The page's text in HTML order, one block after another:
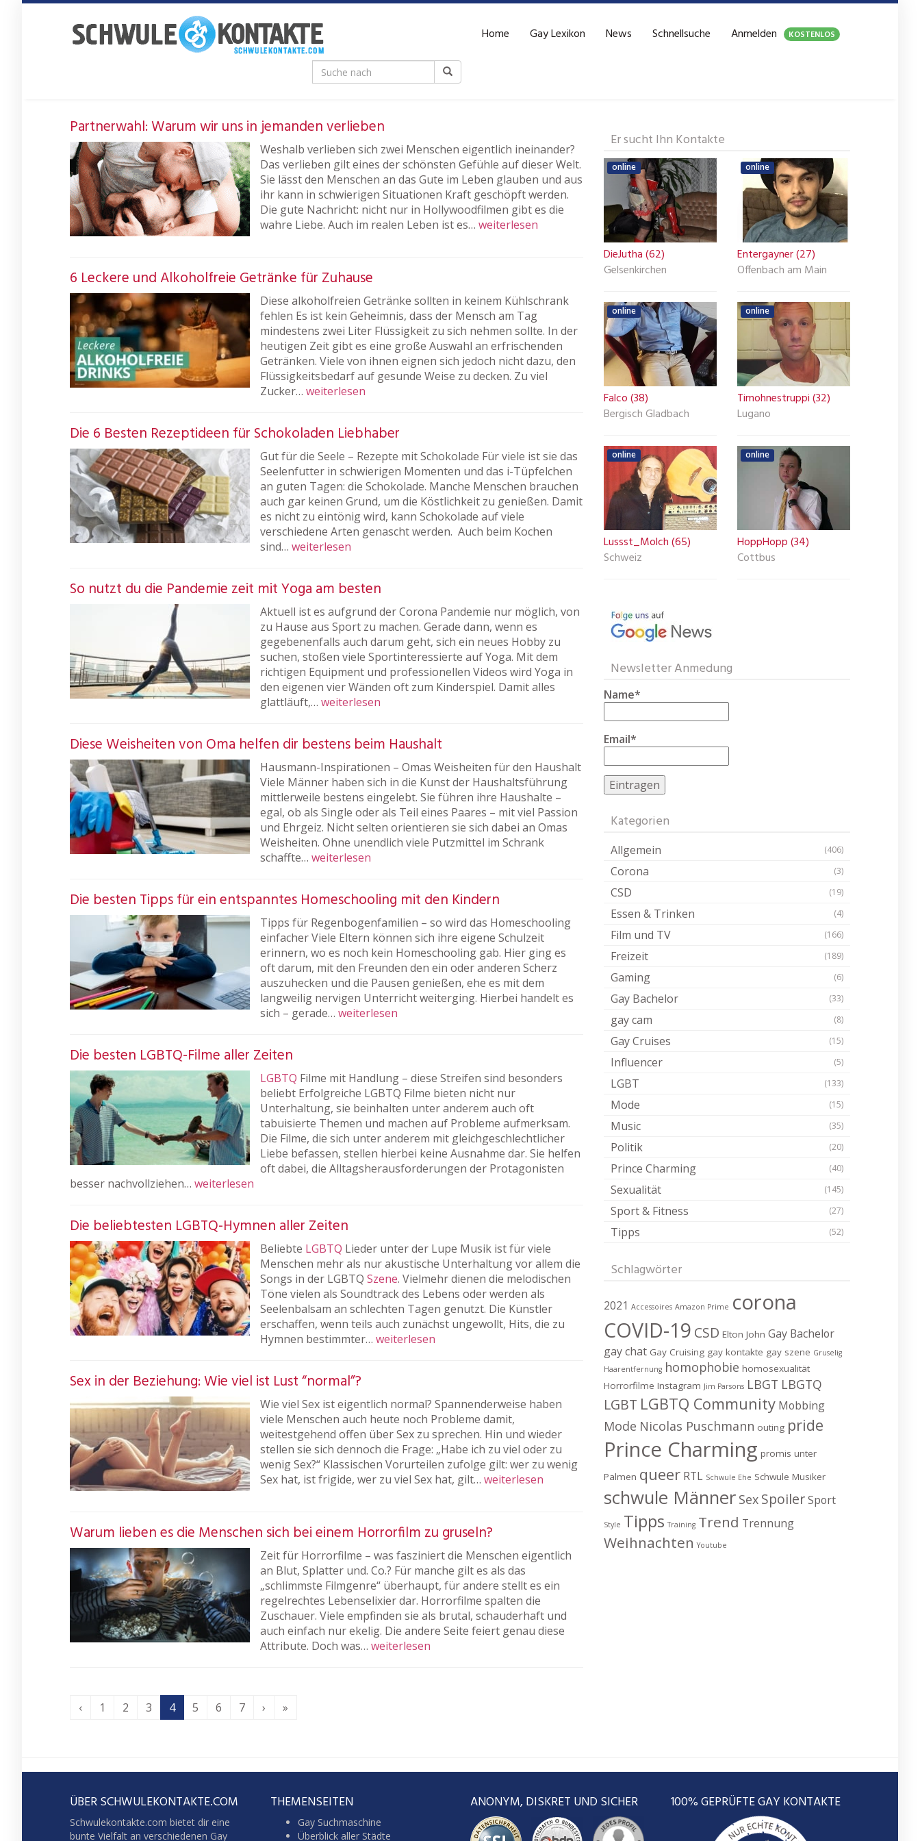
Home Gay Lexikon News Schnellsuche Anmelden KOSTENLOS
Partnerwahl: Warum wir uns in jemanden verlieben
Weshalb verlieben sich zwei Menschen eigentlich ineinander?
Das verlieben gilt eines der schönsten Gefühle auf dieser Welt.
Sie lässt den Menschen an das Gute im Leben glauben und aus
ihr kann in schwierigen Situationen Kraft geschöpft werden.
Die gute Nachricht: nicht nur in Hollywoodfilmen gibt es die
wahre Liebe. Auch im realen Leben ist es… weiterlesen
6 Leckere und Alkoholfreie Getränke für Zuhause
Diese alkoholfreien Getränke sollten in keinem Kühlschrank
fehlen Es ist kein Geheimnis, dass der Mensch am Tag
mindestens zwei Liter Flüssigkeit zu sich nehmen sollte. In der
heutigen Zeit gibt es eine große Auswahl an erfrischenden
Getränken. Viele von ihnen eignen sich jedoch nicht dazu, den
Flüssigkeitsbedarf auf gesunde Weise zu decken. Zu viel
Zucker… weiterlesen
Die 6 Besten Rezeptideen für Schokoladen Liebhaber
Gut für die Seele – Rezepte mit Schokolade Für viele ist sie das
Seelenfutter in schwierigen Momenten und das i-Tüpfelchen
an guten Tagen: die Schokolade. Manche Menschen brauchen
auch gar keinen Grund, um die Köstlichkeit zu genießen. Damit
es nicht zu eintönig wird, kann Schokolade auf viele
verschiedene Arten genascht werden. Auch beim Kochen
sind… weiterlesen
So nutzt du die Pandemie zeit mit Yoga am besten
Aktuell ist es aufgrund der Corona Pandemie nur möglich, von
zu Hause aus Sport zu machen. Gerade dann, wenn es
gegebenenfalls auch darum geht, sich ein neues Hobby zu
suchen, stoßen viele Sportinteressierte auf Yoga. Mit dem
richtigen Equipment und professionellen Videos wird Yoga in
den eigenen vier Wänden oft zum Kinderspiel. Damit alles
glattläuft,… weiterlesen
Diese Weisheiten von Oma helfen dir bestens beim Haushalt
Hausmann-Inspirationen – Omas Weisheiten für den Haushalt
Viele Männer haben sich in die Kunst der Haushaltsführung
mittlerweile bestens eingelebt. Sie führen ihre Haushalte –
egal, ob als Single oder als Teil eines Paares – mit viel Passion
und Ehrgeiz. Nicht selten orientieren sie sich dabei an Omas
Weisheiten. Ohne unendlich viele Putzmittel im Schrank
schaffte… weiterlesen
Die besten Tipps für ein entspanntes Homeschooling mit den Kindern
Tipps für Regenbogenfamilien – so wird das Homeschooling
einfacher Viele Eltern können sich ihre eigene Schulzeit
erinnern, wo es noch kein Homeschooling gab. Hier ging es
oft darum, mit den Freunden den ein oder anderen Scherz
auszuhecken und die Pausen genießen, ehe es mit dem
langweilig nervigen Unterricht weiterging. Hierbei handelt es
sich – gerade… weiterlesen
Die besten LGBTQ-Filme aller Zeiten
LGBTQ Filme mit Handlung – diese Streifen sind besonders
beliebt Erfolgreiche LGBTQ Filme bieten nicht nur
Unterhaltung, sie beinhalten unter anderem auch oft
tabuisierte Themen und machen auf Probleme aufmerksam.
Die Filme, die sich unter anderem mit gleichgeschlechtlicher
Liebe befassen, stellen hierbei keine Ausnahme dar. Sie helfen
oft dabei, die Alltagsherausforderungen der Protagonisten
besser nachvollziehen… weiterlesen
Die beliebtesten LGBTQ-Hymnen aller Zeiten
Beliebte LGBTQ Lieder unter der Lupe Musik ist für viele
Menschen mehr als nur akustische Unterhaltung vor allem die
Songs in der LGBTQ Szene. Vielmehr dienen die melodischen
Töne vielen als Soundtrack des Lebens oder werden als
Seelenbalsam an schlechten Tagen genutzt. Die Künstler
erschaffen, wenn teils auch zunächst ungewollt, Hits, die zu
Hymnen bestimmter… weiterlesen
Sex in der Beziehung: Wie viel ist Lust “normal”?
Wie viel Sex ist eigentlich normal? Spannenderweise haben
viele Menschen auch heute noch Probleme damit,
weitestgehend offen über Sex zu sprechen. Hin und wieder
stellen sie sich dennoch die Frage: „Habe ich zu viel oder zu
wenig Sex?“ Klassischen Vorurteilen zufolge gilt: wer zu wenig
Sex hat, ist frigide, wer zu viel Sex hat, gilt… weiterlesen
Warum lieben es die Menschen sich bei einem Horrorfilm zu gruseln?
Zeit für Horrorfilme – was fasziniert die Menschen eigentlich
an Blut, Splatter und. Co.? Für manche gilt es als das
„schlimmste Filmgenre“ überhaupt, für andere stellt es ein
regelrechtes Lebenselixier dar. Horrorfilme spalten die
Zuschauer. Viele empfinden sie als brutal, schauderhaft und
auch einfach nur ekelig. Die andere Seite feiert genau diese
Attribute. Doch was… weiterlesen
‹ 1 2 3 4 5 6 7 › »
Er sucht Ihn Kontakte
online
DieJutha (62)
Gelsenkirchen
online
Entergayner (27)
Offenbach am Main
online
Falco (38)
Bergisch Gladbach
online
Timohnestruppi (32)
Lugano
online
Lussst_Molch (65)
Schweiz
online
HoppHopp (34)
Cottbus
Newsletter Anmedung
Name*
Email*
Kategorien
Allgemein (406)
Corona (3)
CSD (19)
Essen & Trinken (4)
Film und TV (166)
Freizeit (189)
Gaming (6)
Gay Bachelor (33)
gay cam (8)
Gay Cruises (15)
Influencer (5)
LGBT (133)
Mode (15)
Music (35)
Politik (20)
Prince Charming (40)
Sexualität (145)
Sport & Fitness (27)
Tipps (52)
Schlagwörter
2021 Accessoires Amazon Prime corona
COVID-19 CSD Elton John Gay Bachelor
gay chat Gay Cruising gay kontakte gay szene Gruselig
Haarentfernung homophobie homosexualität
Horrorfilme Instagram Jim Parsons LBGT LBGTQ
LGBT LGBTQ Community Mobbing
Mode Nicolas Puschmann outing pride
Prince Charming promis unter
Palmen queer RTL Schwule Ehe Schwule Musiker
schwule Männer Sex SpoilerSport
Style Tipps Training Trend Trennung
Weihnachten Youtube
ÜBER SCHWULEKONTAKTE.COM
Schwulekontakte.com bietet dir eine
bunte Vielfalt an verschiedenen Gay
THEMENSEITEN
Gay Suchmaschine
Überblick aller Städte
ANONYM, DISKRET UND SICHER 100% GEPRÜFTE GAY KONTAKTE